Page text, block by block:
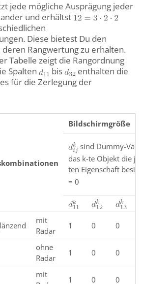
jede mögliche Ausprägung jeder
und erhältst
Diese bietest Du den
Rangwertung zu erhalten.
Tabelle zeigt die Rangordnung
Spalten
bis
enthalten die
für die Zerlegung der
Bildschirmgröße
sind Dummy-
das k-te Objekt die j-
ten Eigenschaft
= 0
mit
Radar
1 0 0
ohne
Radar
1 0 0
mit
1 0 0